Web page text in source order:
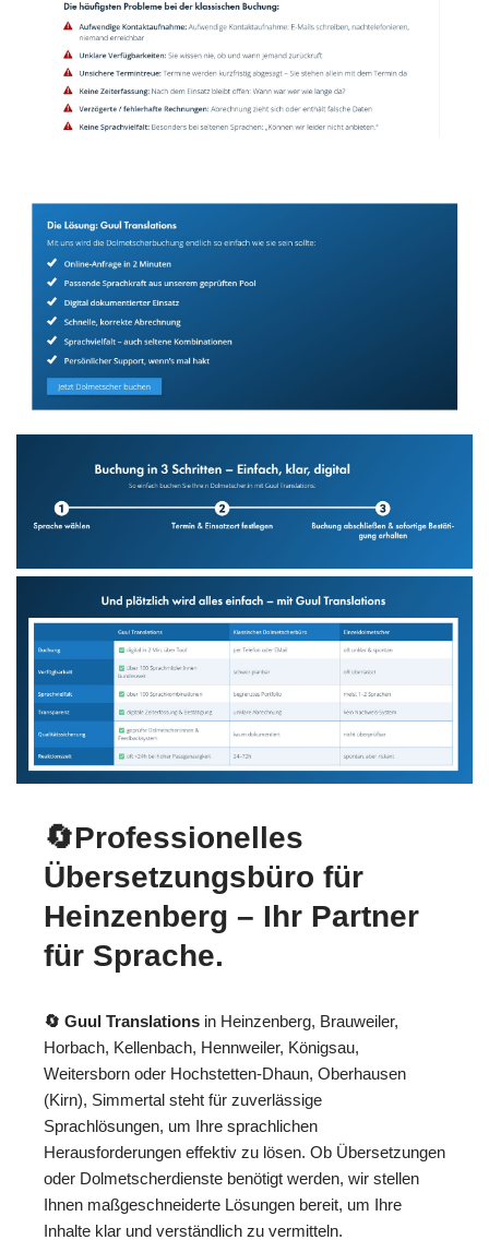
🔄Professionelles
Übersetzungsbüro für
Heinzenberg – Ihr Partner
für Sprache.
🔄 Guul Translations in Heinzenberg, Brauweiler,
Horbach, Kellenbach, Hennweiler, Königsau,
Weitersborn oder Hochstetten-Dhaun, Oberhausen
(Kirn), Simmertal steht für zuverlässige
Sprachlösungen, um Ihre sprachlichen
Herausforderungen effektiv zu lösen. Ob Übersetzungen
oder Dolmetscherdienste benötigt werden, wir stellen
Ihnen maßgeschneiderte Lösungen bereit, um Ihre
Inhalte klar und verständlich zu vermitteln.